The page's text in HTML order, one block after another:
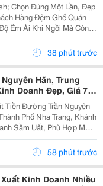
Chọn Đúng Một Lần, Đẹp
Ghế Quán
Êm Ái Khi Ngồi Mà Còn
Mỹ, Nâng Cao Trải
Không Gian Quán Trở Nên
38 phút trước
Hãn, Trung
Doanh Đẹp, Giá 7,4
Tiền Đường Trần Nguyên
Phố Nha Trang, Khánh
Sầm Uất, Phù Hợp Mở
Hoặc Đầu Tư Cho
Thuê Lâu Dài. Thông Tin Chi Tiết. - Địa Chỉ: Số...
58 phút trước
Kinh Doanh Nhiều